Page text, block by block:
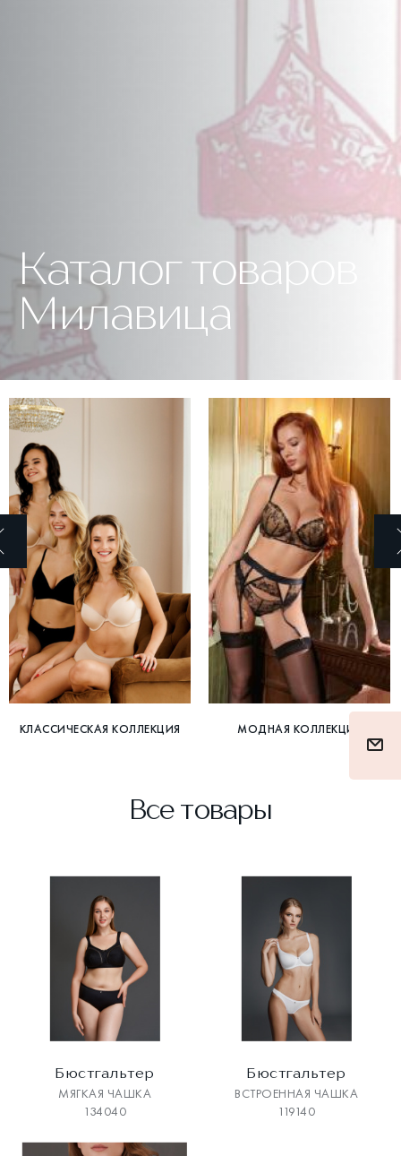
Каталог товаров
Милавица
КЛАССИЧЕСКАЯ КОЛЛЕКЦИЯ МОДНАЯ КОЛЛЕКЦИЯ
Все товары
Бюстгальтер
МЯГКАЯ ЧАШКА
134040
Бюстгальтер
ВСТРОЕННАЯ ЧАШКА
119140